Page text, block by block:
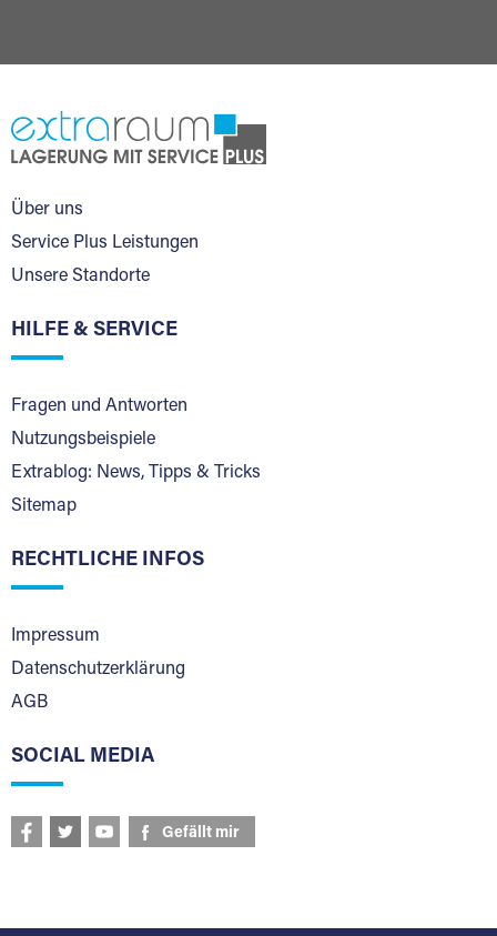
Über uns
Service Plus Leistungen
Unsere Standorte
HILFE & SERVICE
Fragen und Antworten
Nutzungsbeispiele
Extrablog: News, Tipps & Tricks
Sitemap
RECHTLICHE INFOS
Impressum
Datenschutzerklärung
AGB
SOCIAL MEDIA
Gefällt mir